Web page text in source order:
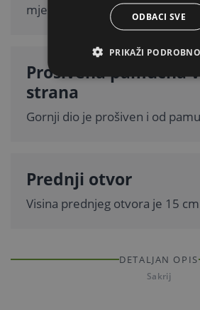
mjestu.
Prošivena pamučna
strana
Gornji dio je prošiven i od
Prednji otvor
Visina prednjeg otvora je 15
DETALJAN OPIS
Sakrij
ODBACI SVE
PRIKAŽI